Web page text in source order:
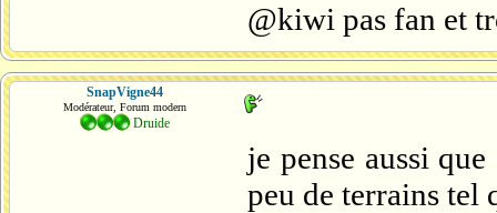
@kiwi pas fan et
SnapVigne44
Modérateur, Forum modern
Druide
je pense aussi
peu de terrains tel